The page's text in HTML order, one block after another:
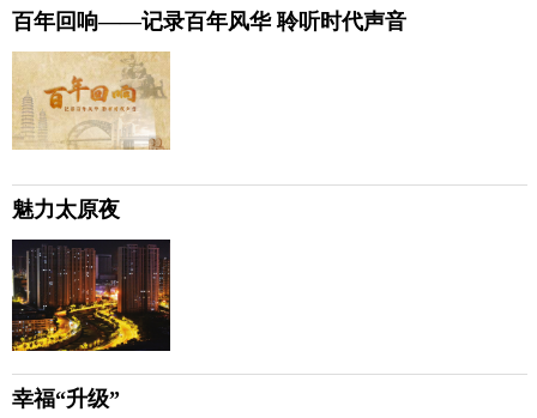
百年回响——记录百年风华 聆听时代声音
魅力太原夜
幸福“升级”